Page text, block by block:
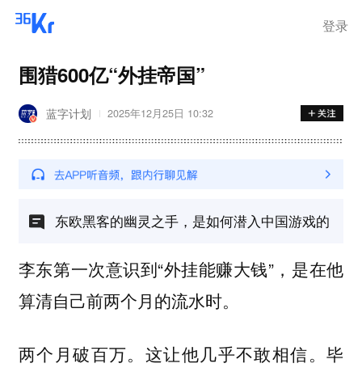
登录
围猎600亿“外挂帝国”
蓝字计划 2025年12月25日 10:32
东欧黑客的幽灵之手，是如何潜入中国游戏的
李东第一次意识到“外挂能赚大钱”，是在他
算清自己前两个月的流水时。
两个月破百万。这让他几乎不敢相信。毕